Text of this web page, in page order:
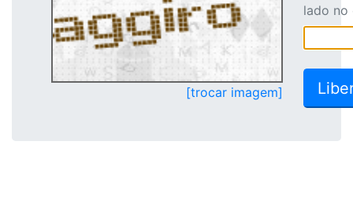
[trocar imagem]
lado no